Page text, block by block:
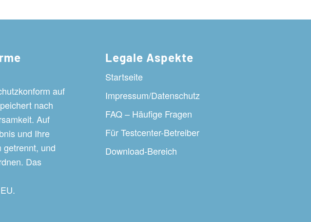
auf
nach
Auf
und Ihre
getrennt, und
Das
Legale Aspekte
Startseite
Impressum/Datenschutz
FAQ – Häufige Fragen
Für Testcenter-Betreiber
Download-Bereich